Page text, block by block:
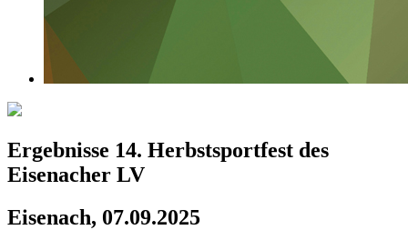
Ergebnisse 14. Herbstsportfest des
Eisenacher LV
Eisenach, 07.09.2025